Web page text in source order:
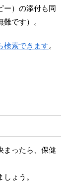
ー）の添付も同
です）。
検索できます。
まったら、保健
ょう。